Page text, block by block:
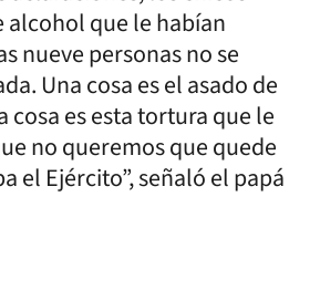
alcohol que le habían
nueve personas no se
Una cosa es el asado de
cosa es esta tortura que le
no queremos que quede
el Ejército”, señaló el papá